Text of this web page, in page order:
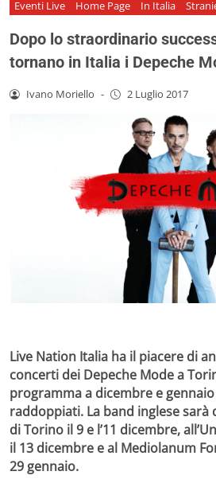
Eventi Live Home Page In Italia
Dopo lo straordinario
tornano in Italia i Depeche
Ivano Moriello - 2 Luglio 2017
Live Nation Italia ha il piacere di
concerti dei Depeche Mode a
programma a dicembre e
raddoppiati. La band inglese sarà
di Torino il 9 e l’11 dicembre,
il 13 dicembre e al Mediolanum
29 gennaio.